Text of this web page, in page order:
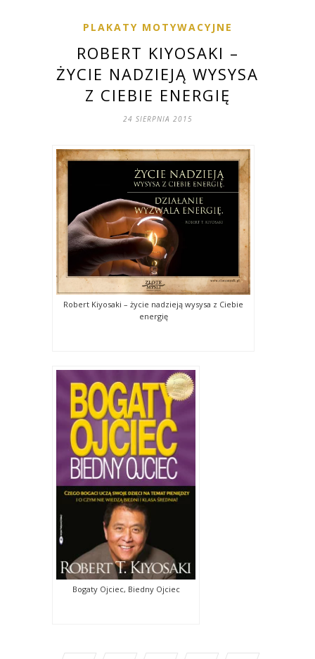
PLAKATY MOTYWACYJNE
ROBERT KIYOSAKI –
ŻYCIE NADZIEJĄ WYSYSA
Z CIEBIE ENERGIĘ
24 SIERPNIA 2015
Robert Kiyosaki – życie nadzieją wysysa z Ciebie
energię
Bogaty Ojciec, Biedny Ojciec